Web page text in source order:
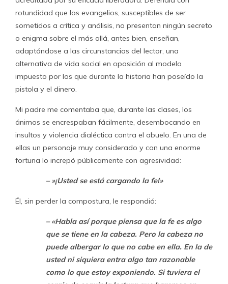
rotundidad que los evangelios, susceptibles de ser
sometidos a crítica y análisis, no presentan ningún secreto
o enigma sobre el más allá, antes bien, enseñan,
adaptándose a las circunstancias del lector, una
alternativa de vida social en oposición al modelo
impuesto por los que durante la historia han poseído la
pistola y el dinero.
Mi padre me comentaba que, durante las clases, los
ánimos se encrespaban fácilmente, desembocando en
insultos y violencia dialéctica contra el abuelo. En una de
ellas un personaje muy considerado y con una enorme
fortuna lo increpó públicamente con agresividad:
– »¡Usted se está cargando la fe!»
Él, sin perder la compostura, le respondió:
– «Habla así porque piensa que la fe es algo
que se tiene en la cabeza. Pero la cabeza no
puede albergar lo que no cabe en ella. En la de
usted ni siquiera entra algo tan razonable
como lo que estoy exponiendo. Si tuviera el